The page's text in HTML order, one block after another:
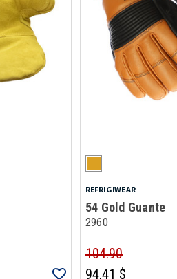
REFRIGIWEAR
54 Gold Guante
2960
104.90
94,41 $